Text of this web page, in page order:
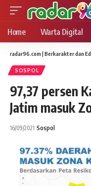
Home Warta Digital
radar96.com | Berkarakter dan
SOSPOL
97,37 persen
Jatim masuk
16/09/2021 Sospol